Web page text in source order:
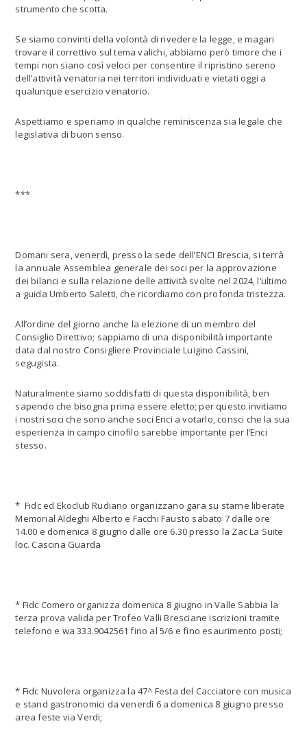
strumento che scotta.
Se siamo convinti della volontà di rivedere la legge, e magari
trovare il correttivo sul tema valichi, abbiamo però timore che i
tempi non siano così veloci per consentire il ripristino sereno
dell’attività venatoria nei territori individuati e vietati oggi a
qualunque esercizio venatorio.
Aspettiamo e speriamo in qualche reminiscenza sia legale che
legislativa di buon senso.
***
Domani sera, venerdì, presso la sede dell’ENCI Brescia, si terrà
la annuale Assemblea generale dei soci per la approvazione
dei bilanci e sulla relazione delle attività svolte nel 2024, l’ultimo
a guida Umberto Saletti, che ricordiamo con profonda tristezza.
All’ordine del giorno anche la elezione di un membro del
Consiglio Direttivo; sappiamo di una disponibilità importante
data dal nostro Consigliere Provinciale Luigino Cassini,
segugista.
Naturalmente siamo soddisfatti di questa disponibilità, ben
sapendo che bisogna prima essere eletto; per questo invitiamo
i nostri soci che sono anche soci Enci a votarlo, consci che la sua
esperienza in campo cinofilo sarebbe importante per l’Enci
stesso.
* Fidc ed Ekoclub Rudiano organizzano gara su starne liberate
Memorial Aldeghi Alberto e Facchi Fausto sabato 7 dalle ore
14.00 e domenica 8 giugno dalle ore 6.30 presso la Zac La Suite
loc. Cascina Guarda
* Fidc Comero organizza domenica 8 giugno in Valle Sabbia la
terza prova valida per Trofeo Valli Bresciane iscrizioni tramite
telefono e wa 333.9042561 fino al 5/6 e fino esaurimento posti;
* Fidc Nuvolera organizza la 47^ Festa del Cacciatore con musica
e stand gastronomici da venerdì 6 a domenica 8 giugno presso
area feste via Verdi;